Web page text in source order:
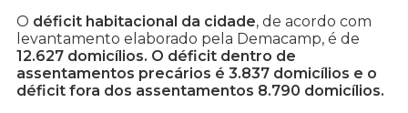
O déficit habitacional da cidade, de acordo com
levantamento elaborado pela Demacamp, é de
12.627 domicílios. O déficit dentro de
assentamentos precários é 3.837 domicílios e o
déficit fora dos assentamentos 8.790 domicílios.